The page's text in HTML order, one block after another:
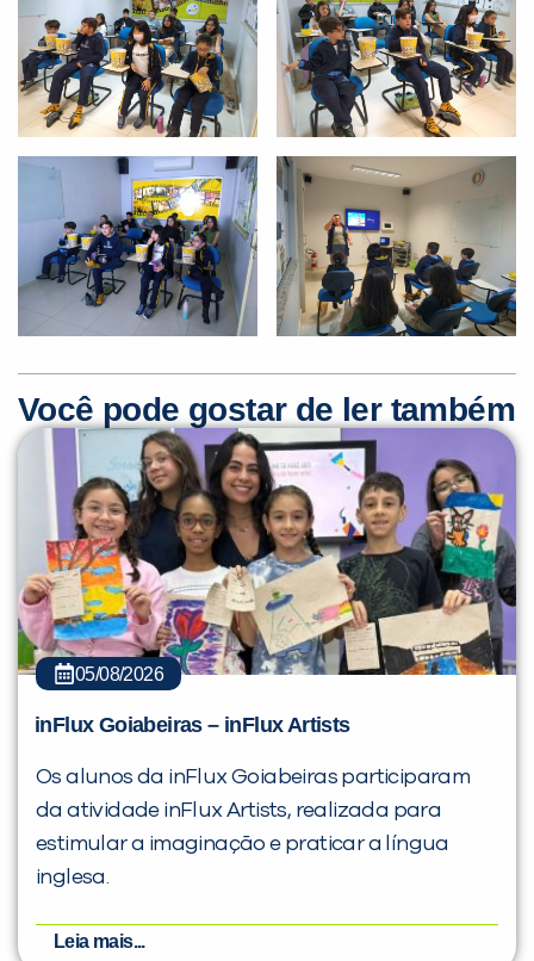
Você pode gostar de ler também
05/08/2026
inFlux Goiabeiras – inFlux Artists
Os alunos da inFlux Goiabeiras participaram
da atividade inFlux Artists, realizada para
estimular a imaginação e praticar a língua
inglesa.
Leia mais...
Você é aluno inFlux?
Sim Não
VOLTAR